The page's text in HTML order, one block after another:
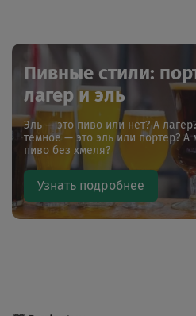
Пивные стили:
лагер и эль
Эль — это пиво или нет? А
темное — это эль или портер? А
пиво без хмеля?
Узнать подробнее